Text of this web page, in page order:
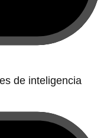
de inteligencia